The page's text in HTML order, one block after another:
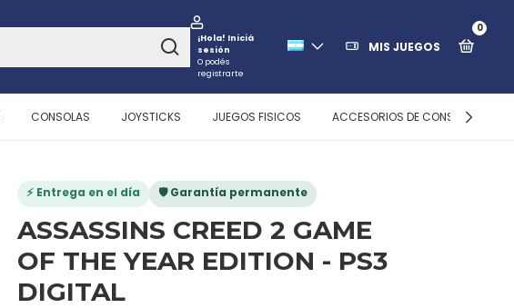
¡Hola! Iniciá
sesión
O podés
registrarte
MIS JUEGOS
0
CONSOLAS JOYSTICKS JUEGOS FISICOS ACCESORIOS DE CONSOLAS
⚡ Entrega en el día 🛡️ Garantía permanente
ASSASSINS CREED 2 GAME
OF THE YEAR EDITION - PS3
DIGITAL